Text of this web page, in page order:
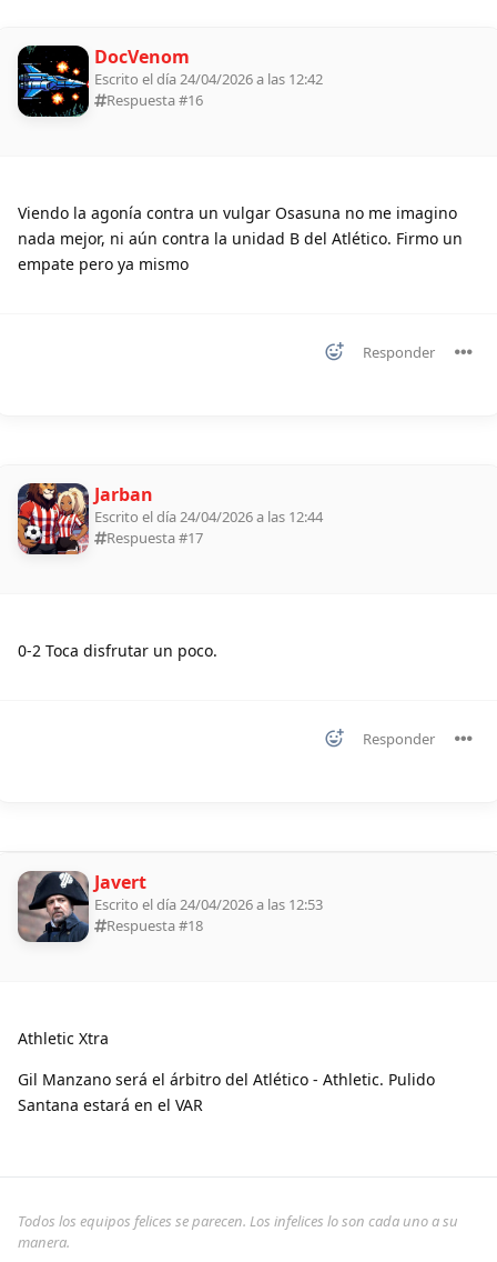
DocVenom
Escrito el día 24/04/2026 a las 12:42
Respuesta #16
Viendo la agonía contra un vulgar Osasuna no me imagino
nada mejor, ni aún contra la unidad B del Atlético. Firmo un
empate pero ya mismo
Responder
Jarban
Escrito el día 24/04/2026 a las 12:44
Respuesta #17
0-2 Toca disfrutar un poco.
Responder
Javert
Escrito el día 24/04/2026 a las 12:53
Respuesta #18
Athletic Xtra
Gil Manzano será el árbitro del Atlético - Athletic. Pulido
Santana estará en el VAR
Todos los equipos felices se parecen. Los infelices lo son cada uno a su
manera.